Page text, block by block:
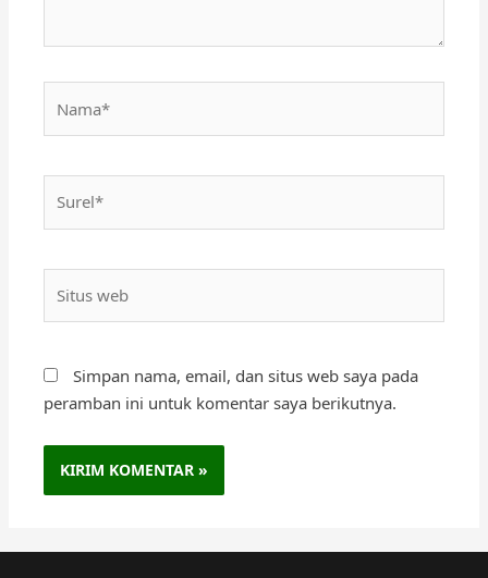
web
Simpan nama, email, dan situs web saya pada
peramban ini untuk komentar saya berikutnya.